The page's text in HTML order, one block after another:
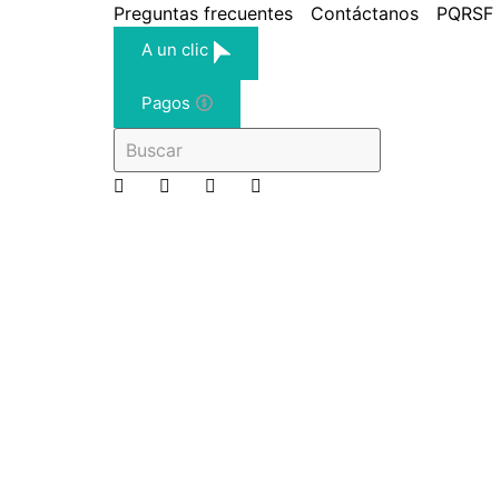
Preguntas frecuentes Contáctanos PQRSF
A un clic
Pagos